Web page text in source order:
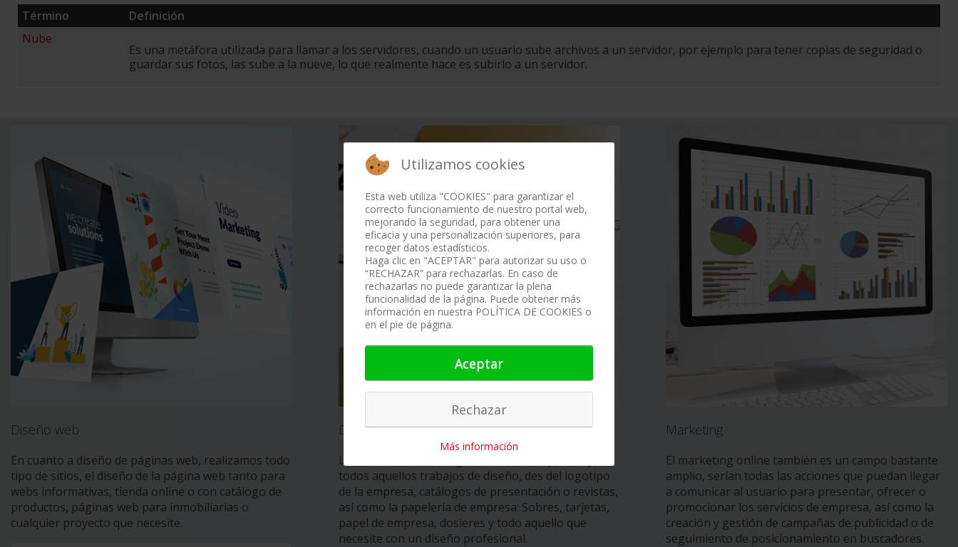
Término
Definición
Nube
Es una metáfora utilizada para llamar a los servidores, cuando un usuario sube archivos a un servidor, por ejemplo para tener copias de seguridad o
guardar sus fotos, las sube a la nueve, lo que realmente hace es subirlo a un servidor.
Diseño web
En cuanto a diseño de páginas web, realizamos todo
tipo de sitios, el diseño de la página web tanto para
webs informativas, tienda online o con catálogo de
productos, páginas web para inmobiliarias o
cualquier proyecto que necesite.
Diseño gráfico
La creación de diseño gráfico, está compuesta por
todos aquellos trabajos de diseño, des del logotipo
de la empresa, catálogos de presentación o revistas,
así como la papelería de empresa: Sobres, tarjetas,
papel de empresa, dosieres y todo aquello que
necesite con un diseño profesional.
Marketing
El marketing online también es un campo bastante
amplio, serían todas las acciones que puedan llegar
a comunicar al usuario para presentar, ofrecer o
promocionar los servicios de empresa, así como la
creación y gestión de campañas de publicidad o de
seguimiento de posicionamiento en buscadores.
Utilizamos cookies
Esta web utiliza "COOKIES" para garantizar el
correcto funcionamiento de nuestro portal web,
mejorando la seguridad, para obtener una
eficacia y una personalización superiores, para
recoger datos estadísticos.
Haga clic en "ACEPTAR" para autorizar su uso o
“RECHAZAR” para rechazarlas. En caso de
rechazarlas no puede garantizar la plena
funcionalidad de la página. Puede obtener más
información en nuestra POLÍTICA DE COOKIES o
en el pie de página.
Aceptar
Rechazar
Más información